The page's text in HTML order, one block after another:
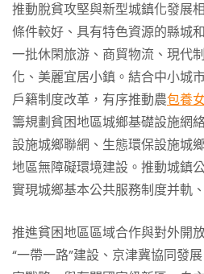
推動脫貧攻堅與新型城鎮化發展
條件較好、具有特色資源的縣城
一批休閑旅游、商貿物流、現代
化、美麗宜居小鎮。結合中小城
戶籍制度改革，有序推動農包養
籌規劃貧困地區城鄉基礎設施網
設施城鄉聯網、生態環保設施城
地區無障礙環境建設。推動城鎮
實現城鄉基本公共服務制度并軌
推進貧困地區區域合作與對外開
“一帶一路”建設、京津冀協同發